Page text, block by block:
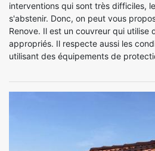
interventions qui sont très difficiles,
s'abstenir. Donc, on peut vous
Renove. Il est un couvreur qui utilise
appropriés. Il respecte aussi les
utilisant des équipements de